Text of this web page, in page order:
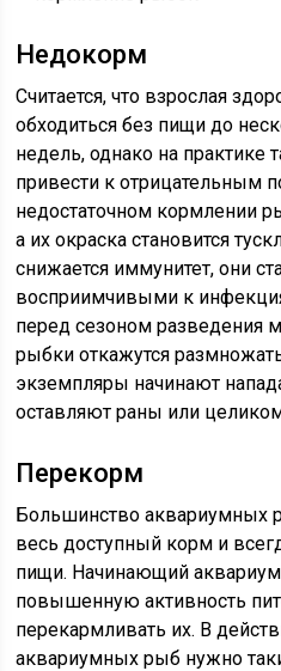
Недокорм
Считается, что взрослая
обходиться без пищи до
недель, однако на практике
привести к отрицательным
недостаточном кормлении
а их окраска становится
снижается иммунитет, они
восприимчивыми к
перед сезоном разведения
рыбки откажутся
экземпляры начинают
оставляют раны или
Перекорм
Большинство аквариумных
весь доступный корм и
пищи. Начинающий
повышенную активность
перекармливать их. В
аквариумных рыб нужно